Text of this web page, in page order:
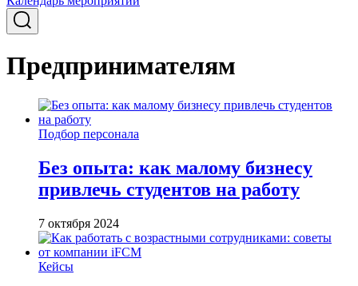
Предпринимателям
Подбор персонала
Без опыта: как малому бизнесу
привлечь студентов на работу
7 октября 2024
Кейсы